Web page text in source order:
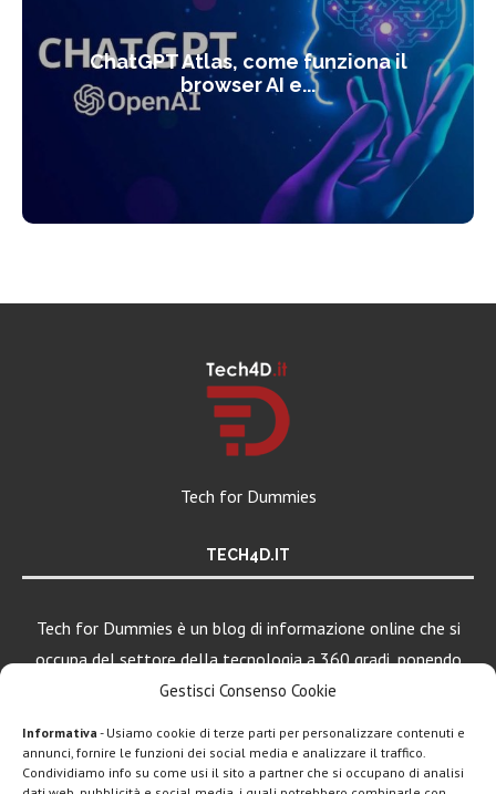
Gestisci Consenso Cookie
Informativa - Usiamo cookie di terze parti per personalizzare contenuti e
annunci, fornire le funzioni dei social media e analizzare il traffico.
Condividiamo info su come usi il sito a partner che si occupano di analisi
ChatGPT Atlas, come funziona il
browser AI e...
Tech for Dummies
TECH4D.IT
Tech for Dummies è un blog di informazione online che si
occupa del settore della tecnologia a 360 gradi, ponendo
una particolare attenzione al mondo Android, Apple e
LEGGI ANCHE